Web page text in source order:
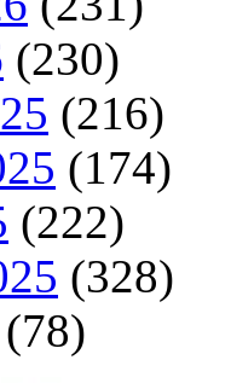
(230)
(216)
(174)
(222)
(328)
(78)